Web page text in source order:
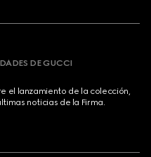
DE GUCCI
el lanzamiento de la colección,
noticias de la Firma.